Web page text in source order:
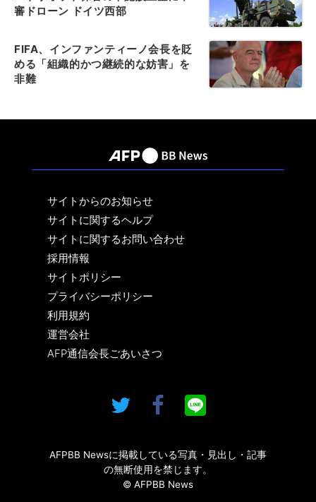
審ドローン ドイツ西部
FIFA、インファンティーノ会長を貶
める「組織的かつ継続的な妨害」を
非難
サイトからのお知らせ
サイトに関するヘルプ
サイトに関するお問い合わせ
採用情報
サイトポリシー
プライバシーポリシー
利用規約
運営会社
AFP通信会長ごあいさつ
AFPBB Newsに掲載している写真・見出し・記事
の無断使用を禁じます。
© AFPBB News